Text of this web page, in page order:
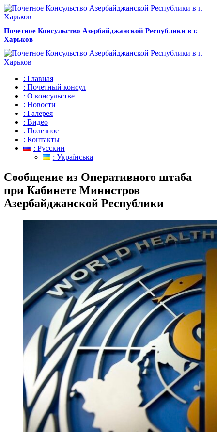
Почетное Консульство Азербайджанской Республики в г.
Харьков
: Главная
: Почетный консул
: О консульстве
: Новости
: Галерея
: Видео
: Полезное
: Контакты
: Русский
: Українська
Сообщение из Оперативного штаба
при Кабинете Министров
Азербайджанской Республики